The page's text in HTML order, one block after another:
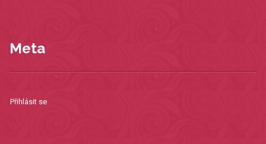
Meta
Přihlásit se